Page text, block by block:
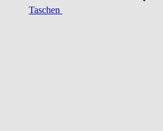
Taschen